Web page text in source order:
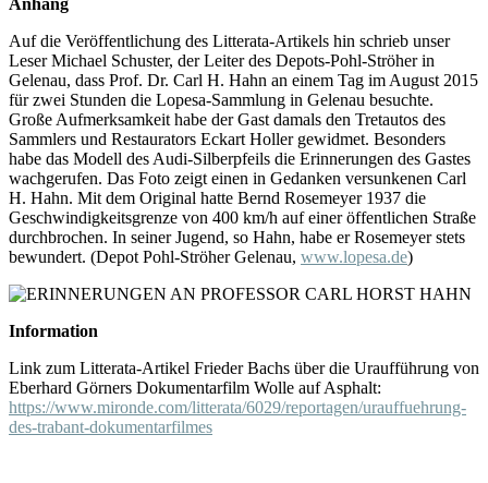
Auf die Veröffentlichung des Litterata-Artikels hin schrieb unser
Leser Michael Schuster, der Leiter des Depots-Pohl-Ströher in
Gelenau, dass Prof. Dr. Carl H. Hahn an einem Tag im August 2015
für zwei Stunden die Lopesa-Sammlung in Gelenau besuchte.
Große Aufmerksamkeit habe der Gast damals den Tretautos des
Sammlers und Restaurators Eckart Holler gewidmet. Besonders
habe das Modell des Audi-Silberpfeils die Erinnerungen des Gastes
wachgerufen. Das Foto zeigt einen in Gedanken versunkenen Carl
H. Hahn. Mit dem Original hatte Bernd Rosemeyer 1937 die
Geschwindigkeitsgrenze von 400 km/h auf einer öffentlichen Straße
durchbrochen. In seiner Jugend, so Hahn, habe er Rosemeyer stets
bewundert. (Depot Pohl-Ströher Gelenau, www.lopesa.de)
Information
Link zum Litterata-Artikel Frieder Bachs über die Uraufführung von
Eberhard Görners Dokumentarfilm Wolle auf Asphalt:
https://www.mironde.com/litterata/6029/reportagen/urauffuehrung-
des-trabant-dokumentarfilmes